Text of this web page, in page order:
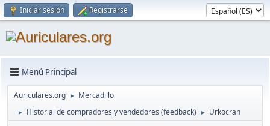
Iniciar sesión Registrarse
Menú Principal
Auriculares.org ► Mercadillo
► Historial de compradores y vendedores (feedback) ► Urkocran